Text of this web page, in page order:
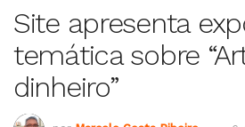
Site apresenta
temática sobre
dinheiro”